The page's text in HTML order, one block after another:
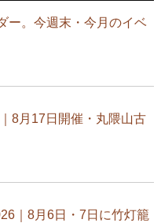
ー。今週末・今月のイベ
8月17日開催・丸隈山古
｜8月6日・7日に竹灯籠